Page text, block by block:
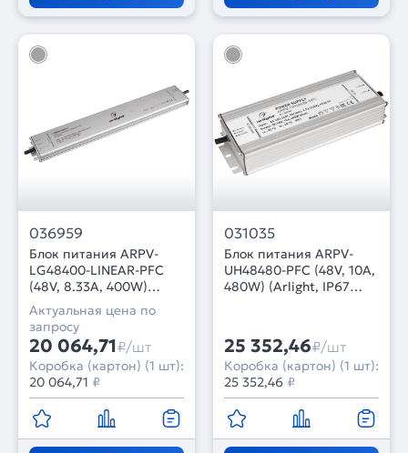
036959
Блок питания ARPV-
LG48400-LINEAR-PFC
(48V, 8.33A, 400W)
(Arlight, IP67 Металл, 5
лет)
Актуальная цена по
запросу
20 064,71₽/шт
Коробка (картон) (1 шт):
20 064,71 ₽
031035
Блок питания ARPV-
UH48480-PFC (48V, 10A,
480W) (Arlight, IP67
25 352,46₽/шт
Коробка (картон) (1 шт):
25 352,46 ₽